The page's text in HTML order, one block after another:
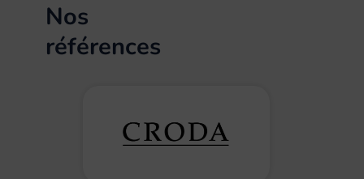
Nos
références